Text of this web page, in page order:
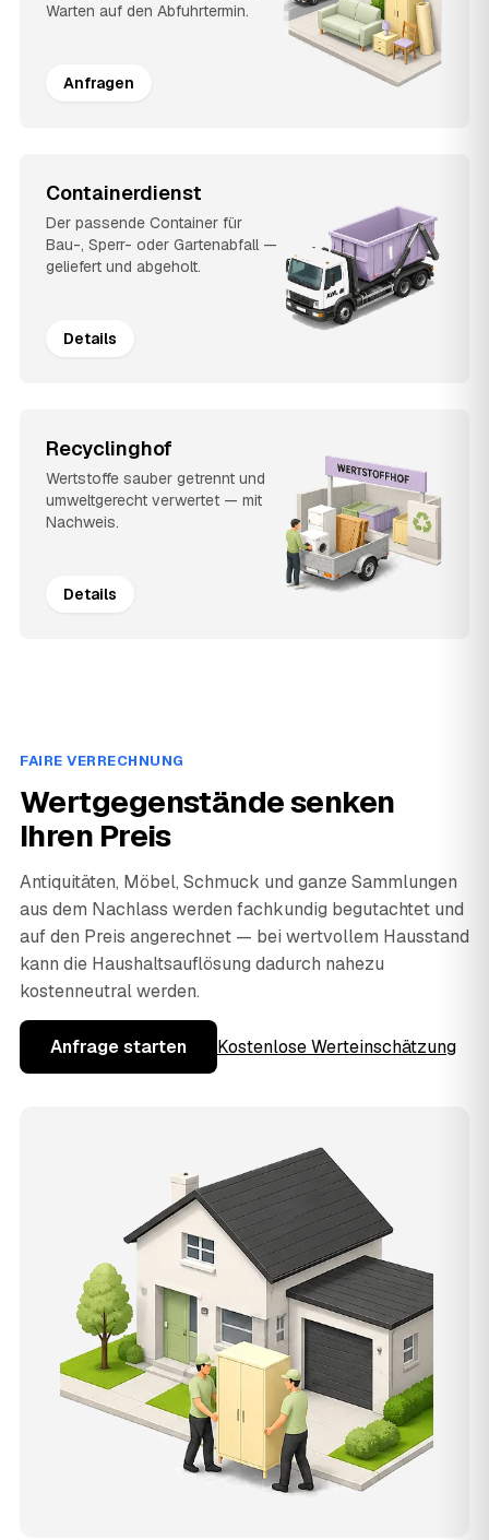
Warten auf den Abfuhrtermin.
Anfragen
Containerdienst
Der passende Container für
Bau-, Sperr- oder Gartenabfall —
geliefert und abgeholt.
Details
Recyclinghof
Wertstoffe sauber getrennt und
umweltgerecht verwertet — mit
Nachweis.
Details
FAIRE VERRECHNUNG
Wertgegenstände senken
Ihren Preis
Antiquitäten, Möbel, Schmuck und ganze Sammlungen
aus dem Nachlass werden fachkundig begutachtet und
auf den Preis angerechnet — bei wertvollem Hausstand
kann die Haushaltsauflösung dadurch nahezu
kostenneutral werden.
Anfrage starten Kostenlose Werteinschätzung